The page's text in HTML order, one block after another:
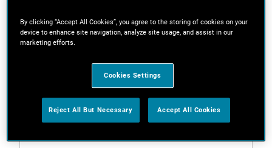
By clicking “Accept All Cookies”, you agree to the storing of cookies on your
device to enhance site navigation, analyze site usage, and assist in our
marketing efforts.
Cookies Settings
Reject All But Necessary Accept All Cookies